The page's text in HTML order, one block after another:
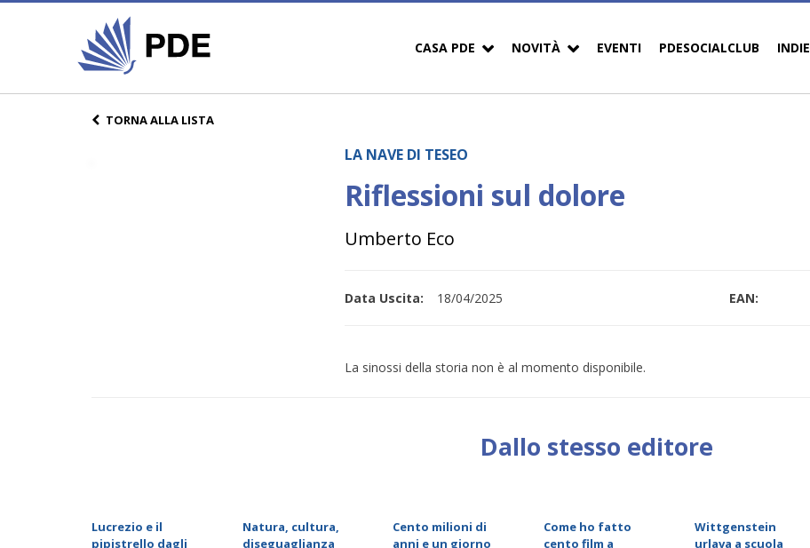
CASA PDE NOVITÀ EVENTI PDESOCIALCLUB INDIE
TORNA ALLA LISTA
LA NAVE DI TESEO
Riflessioni sul dolore
Umberto Eco
Data Uscita: 18/04/2025 EAN:
La sinossi della storia non è al momento disponibile.
Dallo stesso editore
Lucrezio e il
pipistrello dagli
Natura, cultura,
diseguaglianza
Cento milioni di
anni e un giorno
Come ho fatto
cento film a
Wittgenstein
urlava a scuola